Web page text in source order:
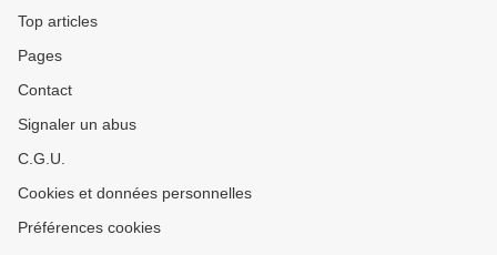
Top articles
Pages
Contact
Signaler un abus
C.G.U.
Cookies et données personnelles
Préférences cookies